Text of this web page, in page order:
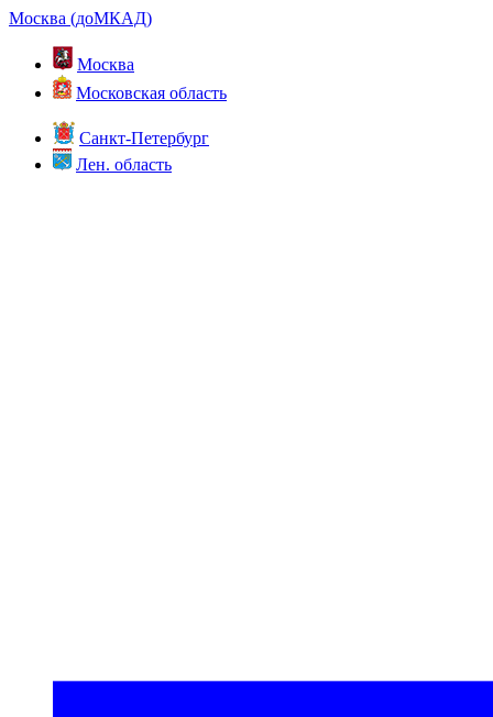
Москва (доМКАД)
Москва
Московская область
Санкт-Петербург
Лен. область